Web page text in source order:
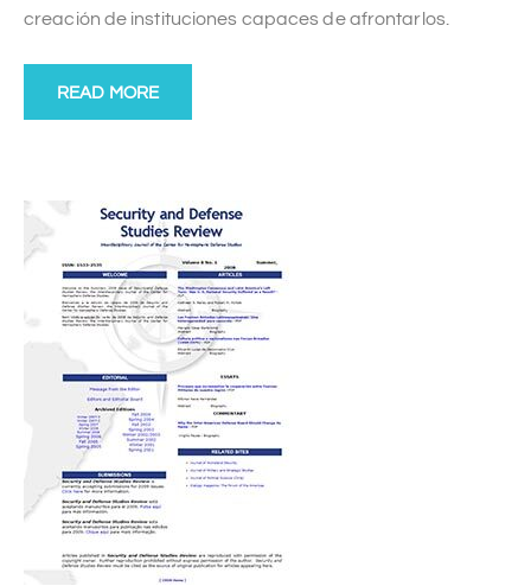
creación de instituciones capaces de afrontarlos.
READ MORE